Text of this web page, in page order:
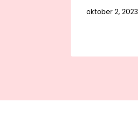
oktober 2, 2023